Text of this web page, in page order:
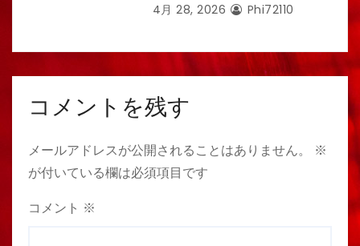
4月 28, 2026 Phi72110
コメントを残す
メールアドレスが公開されることはありません。
※
が付いている欄は必須項目です
コメント ※